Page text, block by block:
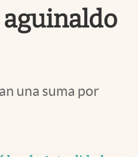
aguinaldo
una suma por